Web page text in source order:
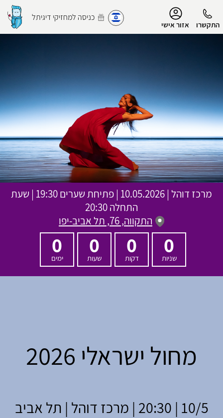
התקשרו אזור אישי
כניסה למחזיקי דיגיתל
הפרופיל שלי
התנתק
מרכז דוהל |
10.05.2026 | פתיחת שערים 19:30 | שעת
התחלה 20:30
התקווה, 76, תל אביב-יפו
0
שניות
0
דקות
0
שעות
0
ימים
מחול ישראלי 2026
10/5 | 20:30 | מרכז דוהל | תל אביב